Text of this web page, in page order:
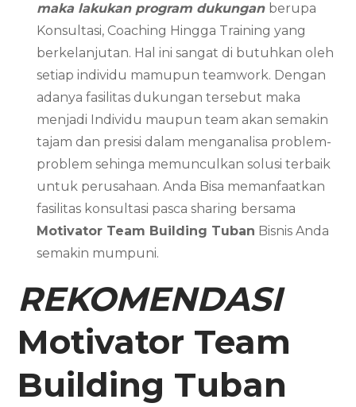
maka lakukan program dukungan berupa
Konsultasi, Coaching Hingga Training yang
berkelanjutan. Hal ini sangat di butuhkan oleh
setiap individu mamupun teamwork. Dengan
adanya fasilitas dukungan tersebut maka
menjadi Individu maupun team akan semakin
tajam dan presisi dalam menganalisa problem-
problem sehinga memunculkan solusi terbaik
untuk perusahaan. Anda Bisa memanfaatkan
fasilitas konsultasi pasca sharing bersama
Motivator Team Building Tuban Bisnis Anda
semakin mumpuni.
REKOMENDASI
Motivator Team
Building Tuban